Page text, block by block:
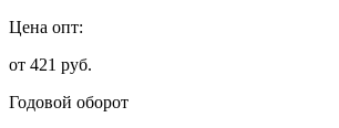
Цена опт:
от 421 руб.
Годовой оборот